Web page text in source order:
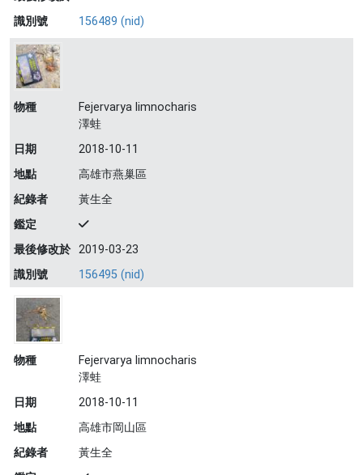
識別號
156489 (nid)
物種
Fejervarya limnocharis
澤蛙
日期
2018-10-11
地點
高雄市燕巢區
紀錄者
黃生全
鑑定
最後修改於 2019-03-23
識別號
156495 (nid)
物種
Fejervarya limnocharis
澤蛙
日期
2018-10-11
地點
高雄市岡山區
紀錄者
黃生全